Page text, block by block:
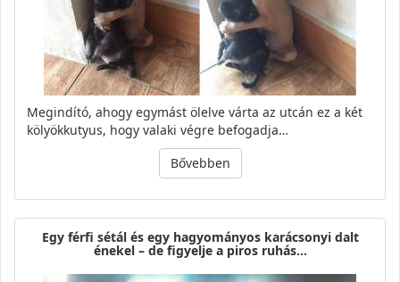
Megindító, ahogy egymást ölelve várta az utcán ez a két
kölyökkutyus, hogy valaki végre befogadja…
Bővebben
Egy férfi sétál és egy hagyományos karácsonyi dalt
énekel – de figyelje a piros ruhás…